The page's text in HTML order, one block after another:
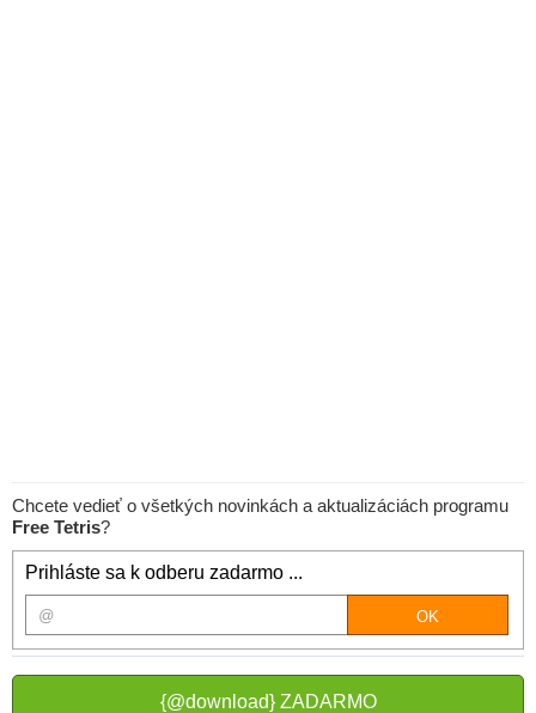
Chcete vedieť o všetkých novinkách a aktualizáciách programu
Free Tetris?
Prihláste sa k odberu zadarmo ...
{@download} ZADARMO